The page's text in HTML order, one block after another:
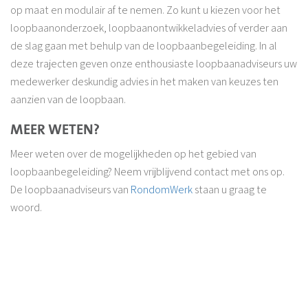
op maat en modulair af te nemen. Zo kunt u kiezen voor het
loopbaanonderzoek, loopbaanontwikkeladvies of verder aan
de slag gaan met behulp van de loopbaanbegeleiding. In al
deze trajecten geven onze enthousiaste loopbaanadviseurs uw
medewerker deskundig advies in het maken van keuzes ten
aanzien van de loopbaan.
MEER WETEN?
Meer weten over de mogelijkheden op het gebied van
loopbaanbegeleiding? Neem vrijblijvend contact met ons op.
De loopbaanadviseurs van RondomWerkstaan u graag te
woord.